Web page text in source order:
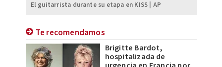
El guitarrista durante su etapa en KISS | AP
Te recomendamos
Brigitte Bardot,
hospitalizada de